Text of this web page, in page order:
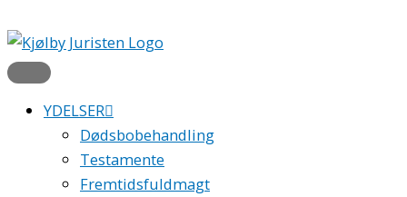
YDELSER
Dødsbobehandling
Testamente
Fremtidsfuldmagt